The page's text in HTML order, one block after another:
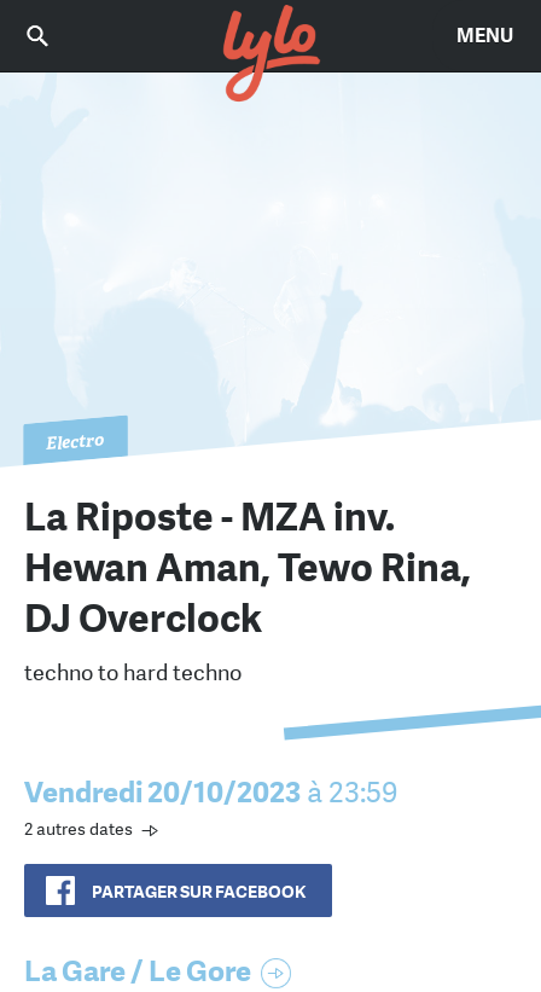
MENU
Electro
La Riposte - MZA inv.
Hewan Aman, Tewo Rina,
DJ Overclock
techno to hard techno
Vendredi 20/10/2023 à 23:59
2 autres dates
PARTAGER SUR FACEBOOK
La Gare / Le Gore